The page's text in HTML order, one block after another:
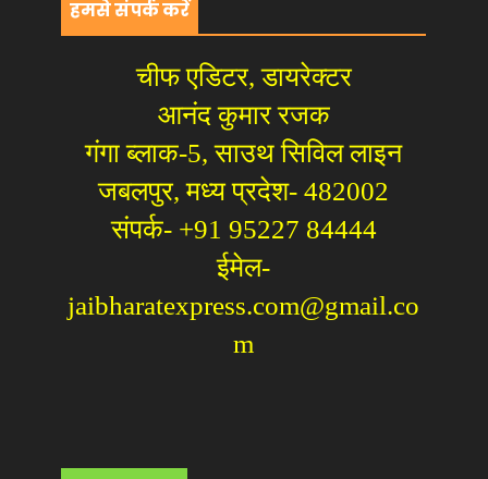
हमसे संपर्क करें
चीफ एडिटर, डायरेक्टर
आनंद कुमार रजक
गंगा ब्लाक-5, साउथ सिविल लाइन
जबलपुर, मध्य प्रदेश- 482002
संपर्क- +91 95227 84444
ईमेल-
jaibharatexpress.com@gmail.co
m